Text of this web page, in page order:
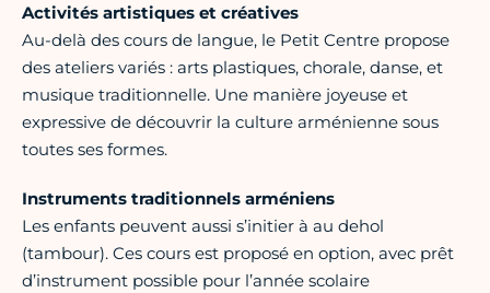
Activités artistiques et créatives
Au-delà des cours de langue, le Petit Centre propose
des ateliers variés : arts plastiques, chorale, danse, et
musique traditionnelle. Une manière joyeuse et
expressive de découvrir la culture arménienne sous
toutes ses formes.
Instruments traditionnels arméniens
Les enfants peuvent aussi s’initier à au dehol
(tambour). Ces cours est proposé en option, avec prêt
d’instrument possible pour l’année scolaire